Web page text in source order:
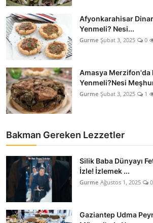
Gıda Sözlüğü & Nedir?
Yemek Tarifleri & Menüler
Afyonkarahisar
Yenmeli? Nesi...
Gurme Şubat 3, 2025 0
Amasya Merzifon'da
Yenmeli?Nesi
Gurme Şubat 3, 2025 1
Bakman Gereken Lezzetler
Silik Baba Dünyayı
İzle! İzlemek ...
Gurme Ağustos 1, 2025 0
Gaziantep Udma